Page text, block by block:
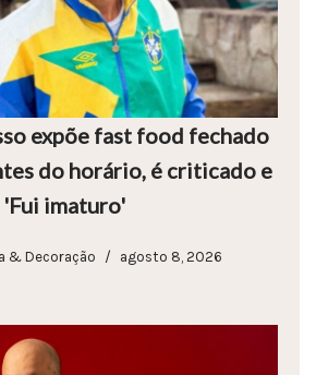
expõe fast food fechado
do horário, é criticado e
'Fui imaturo'
& Decoração agosto 8, 2026